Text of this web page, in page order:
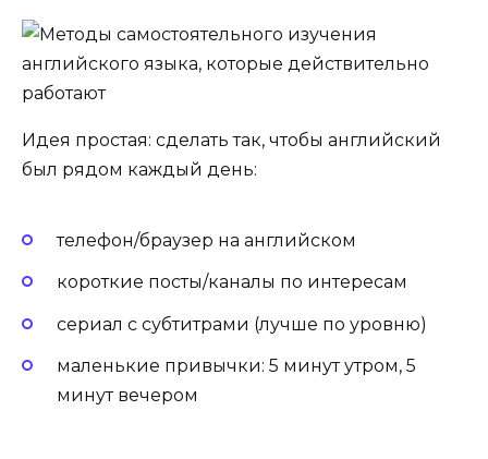
Идея простая: сделать так, чтобы английский
был рядом каждый день:
телефон/браузер на английском
короткие посты/каналы по интересам
сериал с субтитрами (лучше по уровню)
маленькие привычки: 5 минут утром, 5
минут вечером